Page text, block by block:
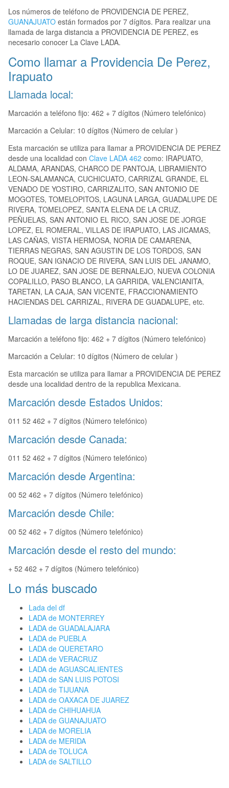
Los números de teléfono de PROVIDENCIA DE PEREZ,
GUANAJUATO están formados por 7 dígitos. Para realizar una
llamada de larga distancia a PROVIDENCIA DE PEREZ, es
necesario conocer La Clave LADA.
Como llamar a Providencia De Perez,
Irapuato
Llamada local:
Marcación a teléfono fijo: 462 + 7 dígitos (Número telefónico)
Marcación a Celular: 10 dígitos (Número de celular )
Esta marcación se utiliza para llamar a PROVIDENCIA DE PEREZ
desde una localidad con Clave LADA 462 como: IRAPUATO,
ALDAMA, ARANDAS, CHARCO DE PANTOJA, LIBRAMIENTO
LEON-SALAMANCA, CUCHICUATO, CARRIZAL GRANDE, EL
VENADO DE YOSTIRO, CARRIZALITO, SAN ANTONIO DE
MOGOTES, TOMELOPITOS, LAGUNA LARGA, GUADALUPE DE
RIVERA, TOMELOPEZ, SANTA ELENA DE LA CRUZ,
PEÑUELAS, SAN ANTONIO EL RICO, SAN JOSE DE JORGE
LOPEZ, EL ROMERAL, VILLAS DE IRAPUATO, LAS JICAMAS,
LAS CAÑAS, VISTA HERMOSA, NORIA DE CAMARENA,
TIERRAS NEGRAS, SAN AGUSTIN DE LOS TORDOS, SAN
ROQUE, SAN IGNACIO DE RIVERA, SAN LUIS DEL JANAMO,
LO DE JUAREZ, SAN JOSE DE BERNALEJO, NUEVA COLONIA
COPALILLO, PASO BLANCO, LA GARRIDA, VALENCIANITA,
TARETAN, LA CAJA, SAN VICENTE, FRACCIONAMIENTO
HACIENDAS DEL CARRIZAL, RIVERA DE GUADALUPE, etc.
Llamadas de larga distancia nacional:
Marcación a teléfono fijo: 462 + 7 dígitos (Número telefónico)
Marcación a Celular: 10 dígitos (Número de celular )
Esta marcación se utiliza para llamar a PROVIDENCIA DE PEREZ
desde una localidad dentro de la republica Mexicana.
Marcación desde Estados Unidos:
011 52 462 + 7 dígitos (Número telefónico)
Marcación desde Canada:
011 52 462 + 7 dígitos (Número telefónico)
Marcación desde Argentina:
00 52 462 + 7 dígitos (Número telefónico)
Marcación desde Chile:
00 52 462 + 7 dígitos (Número telefónico)
Marcación desde el resto del mundo:
+ 52 462 + 7 dígitos (Número telefónico)
Lo más buscado
Lada del df
LADA de MONTERREY
LADA de GUADALAJARA
LADA de PUEBLA
LADA de QUERETARO
LADA de VERACRUZ
LADA de AGUASCALIENTES
LADA de SAN LUIS POTOSI
LADA de TIJUANA
LADA de OAXACA DE JUAREZ
LADA de CHIHUAHUA
LADA de GUANAJUATO
LADA de MORELIA
LADA de MERIDA
LADA de TOLUCA
LADA de SALTILLO